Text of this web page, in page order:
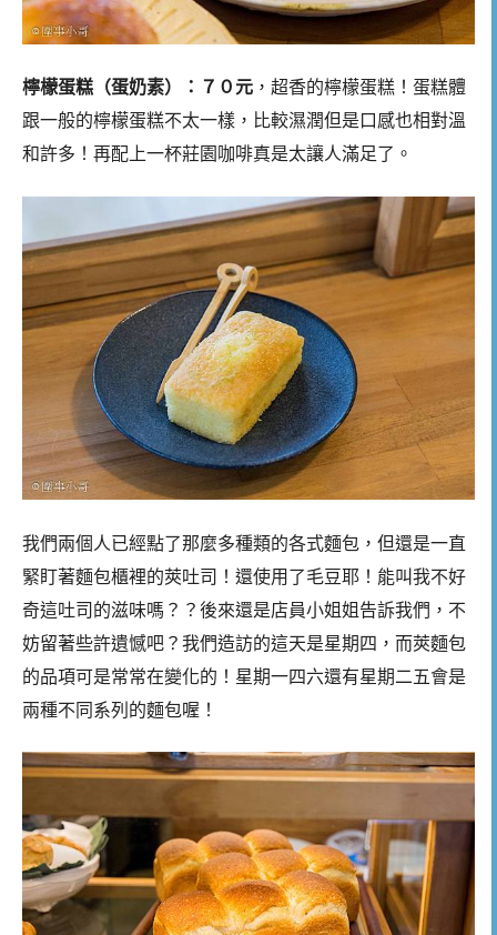
檸檬蛋糕（蛋奶素）：７０元 ，超香的檸檬蛋糕！蛋糕體
跟一般的檸檬蛋糕不太一樣，比較濕潤但是口感也相對溫
和許多！再配上一杯莊園咖啡真是太讓人滿足了。
我們兩個人已經點了那麼多種類的各式麵包，但還是一直
緊盯著麵包櫃裡的莢吐司！還使用了毛豆耶！能叫我不好
奇這吐司的滋味嗎？？後來還是店員小姐姐告訴我們，不
妨留著些許遺憾吧？我們造訪的這天是星期四，而莢麵包
的品項可是常常在變化的！星期一四六還有星期二五會是
兩種不同系列的麵包喔！